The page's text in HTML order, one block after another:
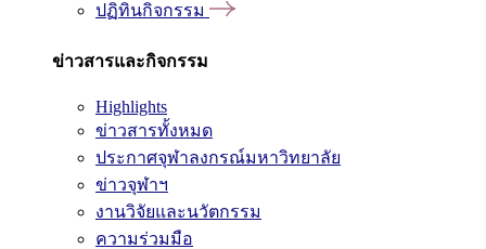
ปฏิทินกิจกรรม
ข่าวสารและกิจกรรม
Highlights
ข่าวสารทั้งหมด
ประกาศจุฬาลงกรณ์มหาวิทยาลัย
ข่าวจุฬาฯ
งานวิจัยและนวัตกรรม
ความร่วมมือ